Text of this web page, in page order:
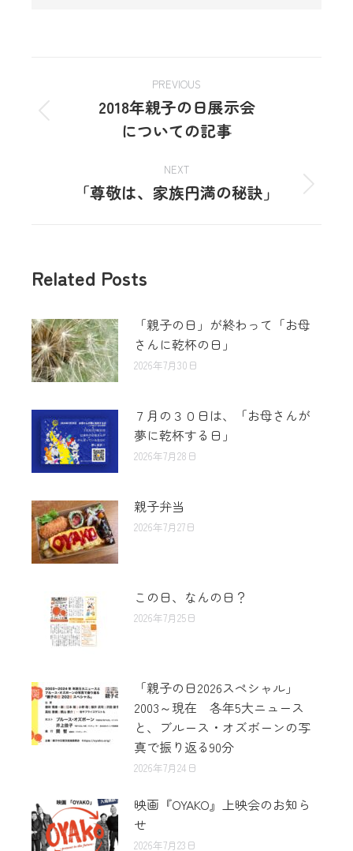
PREVIOUS
2018年親子の日展示会
についての記事
NEXT
「尊敬は、家族円満の秘訣」
Related Posts
「親子の日」が終わって「お母
さんに乾杯の日」
2026年7月30日
７月の３０日は、「お母さんが
夢に乾杯する日」
2026年7月28日
親子弁当
2026年7月27日
この日、なんの日？
2026年7月25日
「親子の日2026スペシャル」
2003～現在 各年5大ニュース
と、ブルース・オズボーンの写
真で振り返る90分
2026年7月24日
映画『OYAKO』上映会のお知ら
せ
2026年7月23日